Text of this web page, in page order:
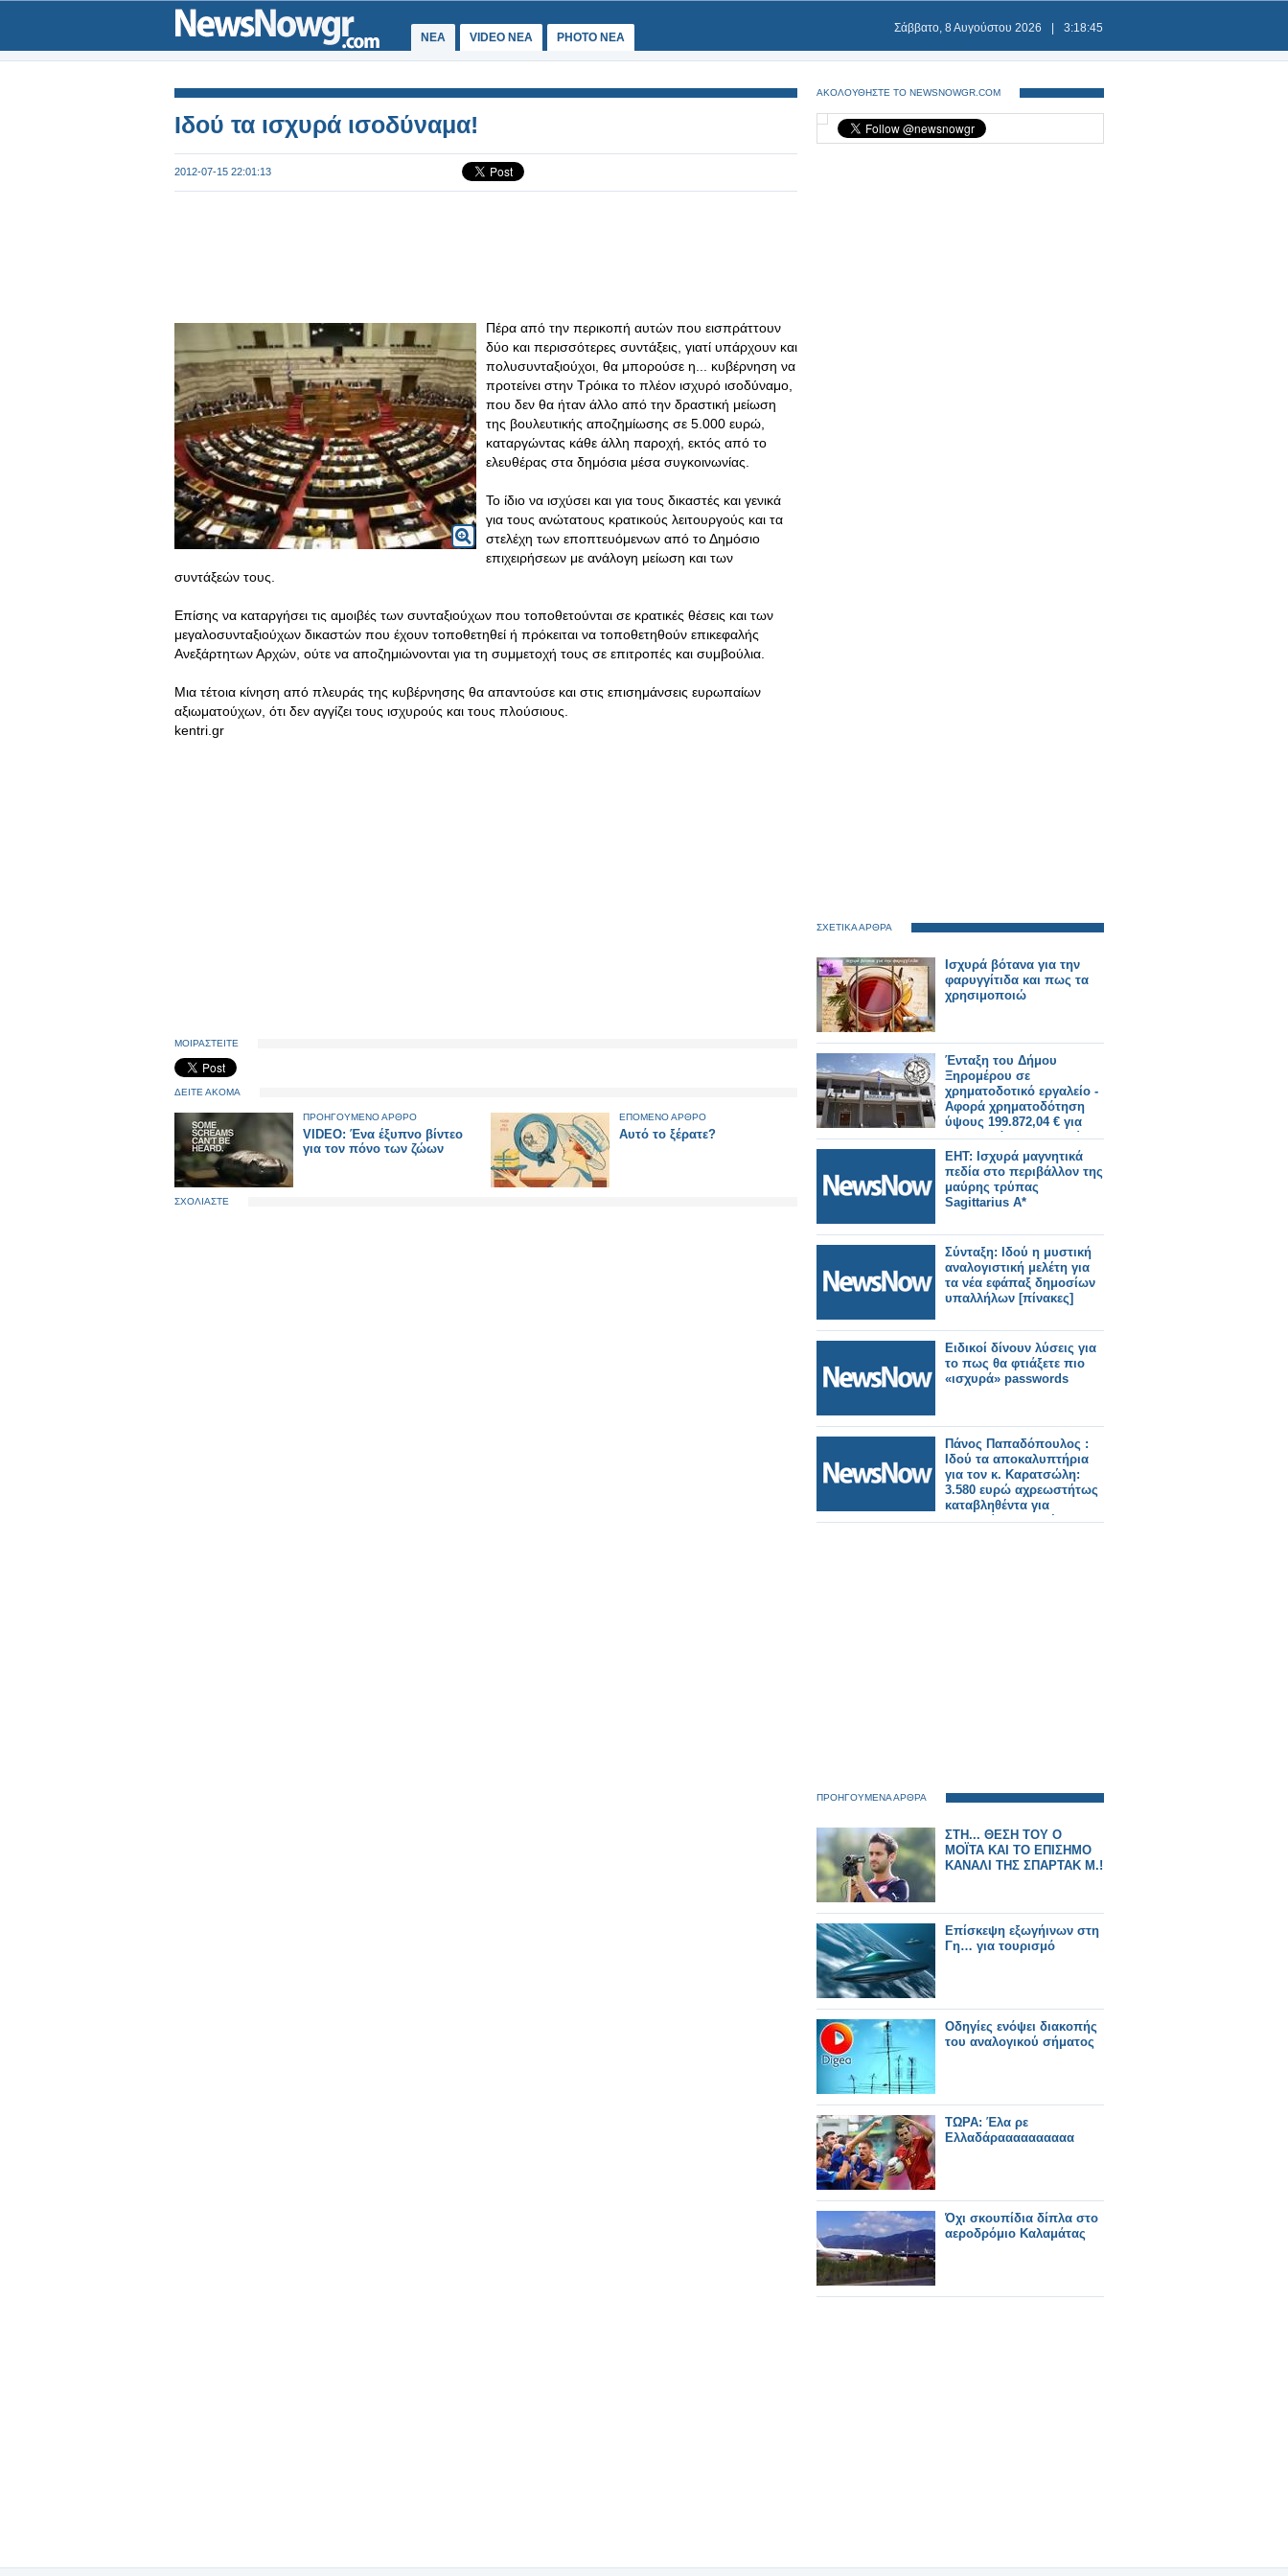
ΝΕΑ VIDEO NEA PHOTO NEA
Σάββατο, 8 Αυγούστου 2026 3:18:45
Ιδού τα ισχυρά ισοδύναμα!
2012-07-15 22:01:13
Πέρα από την περικοπή αυτών που εισπράττουν
δύο και περισσότερες συντάξεις, γιατί υπάρχουν και
πολυσυνταξιούχοι, θα μπορούσε η... κυβέρνηση να
προτείνει στην Τρόικα το πλέον ισχυρό ισοδύναμο,
που δεν θα ήταν άλλο από την δραστική μείωση
της βουλευτικής αποζημίωσης σε 5.000 ευρώ,
καταργώντας κάθε άλλη παροχή, εκτός από το
ελευθέρας στα δημόσια μέσα συγκοινωνίας.
Το ίδιο να ισχύσει και για τους δικαστές και γενικά
για τους ανώτατους κρατικούς λειτουργούς και τα
στελέχη των εποπτευόμενων από το Δημόσιο
επιχειρήσεων με ανάλογη μείωση και των
συντάξεών τους.
Επίσης να καταργήσει τις αμοιβές των συνταξιούχων που τοποθετούνται σε κρατικές θέσεις και των
μεγαλοσυνταξιούχων δικαστών που έχουν τοποθετηθεί ή πρόκειται να τοποθετηθούν επικεφαλής
Ανεξάρτητων Αρχών, ούτε να αποζημιώνονται για τη συμμετοχή τους σε επιτροπές και συμβούλια.
Μια τέτοια κίνηση από πλευράς της κυβέρνησης θα απαντούσε και στις επισημάνσεις ευρωπαίων
αξιωματούχων, ότι δεν αγγίζει τους ισχυρούς και τους πλούσιους.
kentri.gr
ΜΟΙΡΑΣΤΕΙΤΕ
ΔΕΙΤΕ ΑΚΟΜΑ
ΠΡΟΗΓΟΥΜΕΝΟ ΑΡΘΡΟ
VIDEO: Ένα έξυπνο βίντεο
για τον πόνο των ζώων
ΕΠΟΜΕΝΟ ΑΡΘΡΟ
Αυτό το ξέρατε?
ΣΧΟΛΙΑΣΤΕ
ΑΚΟΛΟΥΘΗΣΤΕ ΤΟ NEWSNOWGR.COM
ΣΧΕΤΙΚΑ ΑΡΘΡΑ
Ισχυρά βότανα για την
φαρυγγίτιδα και πως τα
χρησιμοποιώ
Ένταξη του Δήμου
Ξηρομέρου σε
χρηματοδοτικό εργαλείο -
Αφορά χρηματοδότηση
ύψους 199.872,04 € για
«Αποκατάσταση ζημιών
από ισχυρά καιρικά
φαινόμενα του Δήμου
Ξηρομέρου».
EHT: Ισχυρά μαγνητικά
πεδία στο περιβάλλον της
μαύρης τρύπας
Sagittarius A*
Σύνταξη: Ιδού η μυστική
αναλογιστική μελέτη για
τα νέα εφάπαξ δημοσίων
υπαλλήλων [πίνακες]
Ειδικοί δίνουν λύσεις για
το πως θα φτιάξετε πιο
«ισχυρά» passwords
Πάνος Παπαδόπουλος :
Ιδού τα αποκαλυπτήρια
για τον κ. Καρατσώλη:
3.580 ευρώ αχρεωστήτως
καταβληθέντα για
αποζημίωση Προέδρου!
ΠΡΟΗΓΟΥΜΕΝΑ ΑΡΘΡΑ
ΣΤΗ... ΘΕΣΗ ΤΟΥ Ο
ΜΟΪΤΑ ΚΑΙ ΤΟ ΕΠΙΣΗΜΟ
ΚΑΝΑΛΙ ΤΗΣ ΣΠΑΡΤΑΚ Μ.!
Επίσκεψη εξωγήινων στη
Γη… για τουρισμό
Οδηγίες ενόψει διακοπής
του αναλογικού σήματος
ΤΩΡΑ: Έλα ρε
Ελλαδάραααααααααα
Όχι σκουπίδια δίπλα στο
αεροδρόμιο Καλαμάτας